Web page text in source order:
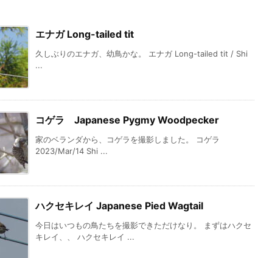
エナガ Long-tailed tit
久しぶりのエナガ、幼鳥かな。 エナガ Long-tailed tit / Shi
...
コゲラ Japanese Pygmy Woodpecker
家のベランダから、コゲラを撮影しました。 コゲラ
2023/Mar/14 Shi ...
ハクセキレイ Japanese Pied Wagtail
今日はいつもの鳥たちを撮影できただけなり。 まずはハクセ
キレイ、、 ハクセキレイ ...